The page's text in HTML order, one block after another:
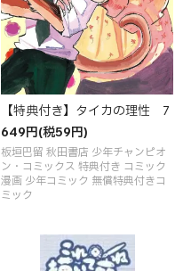
【特典付き】タイカの理性 7
649円(税59円)
板垣巴留 秋田書店 少年チャンピオ
ン・コミックス 特典付き コミック
漫画 少年コミック 無償特典付きコ
ミック